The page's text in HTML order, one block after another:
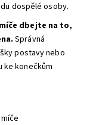
dospělé osoby.
dbejte na to,
Správná
postavy nebo
ke konečkům